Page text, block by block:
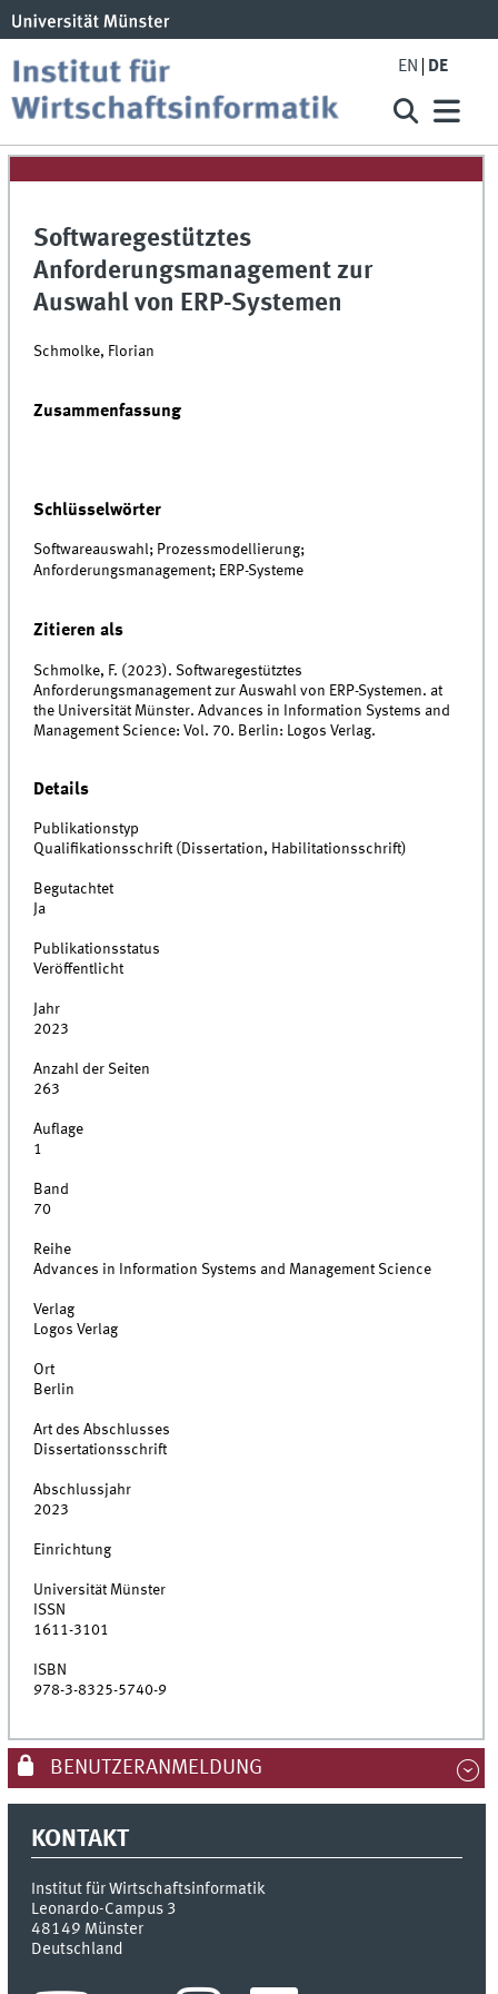
EN DE
Softwaregestütztes
Anforderungsmanagement zur
Auswahl von ERP-Systemen
Schmolke, Florian
Zusammenfassung
Schlüsselwörter
Softwareauswahl; Prozessmodellierung;
Anforderungsmanagement; ERP-Systeme
Zitieren als
Schmolke, F. (2023). Softwaregestütztes
Anforderungsmanagement zur Auswahl von ERP-Systemen. at
the Universität Münster. Advances in Information Systems and
Management Science: Vol. 70. Berlin: Logos Verlag.
Details
Publikationstyp
Qualifikationsschrift (Dissertation, Habilitationsschrift)
Begutachtet
Ja
Publikationsstatus
Veröffentlicht
Jahr
2023
Anzahl der Seiten
263
Auflage
1
Band
70
Reihe
Advances in Information Systems and Management Science
Verlag
Logos Verlag
Ort
Berlin
Art des Abschlusses
Dissertationsschrift
Abschlussjahr
2023
Einrichtung
Universität Münster
ISSN
1611-3101
ISBN
978-3-8325-5740-9
BENUTZERANMELDUNG
KONTAKT
Institut für Wirtschaftsinformatik
Leonardo-Campus 3
48149 Münster
Deutschland